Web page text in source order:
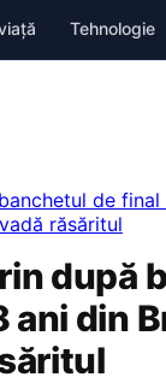
Tehnologie
de
răsăritul
după
ani din